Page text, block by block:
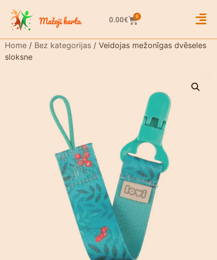
0.00€ 0
Home / Bez kategorijas / Veidojas mežonīgas dvēseles
sloksne